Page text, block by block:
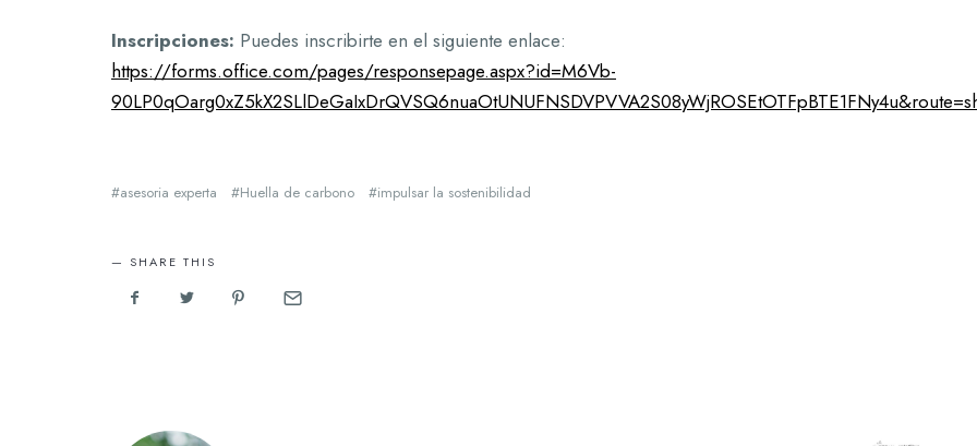
Inscripciones: Puedes inscribirte en el siguiente enlace:
https://forms.office.com/pages/responsepage.aspx?id=M6Vb-
asesoria experta Huella de carbono impulsar la sostenibilidad
SHARE THIS